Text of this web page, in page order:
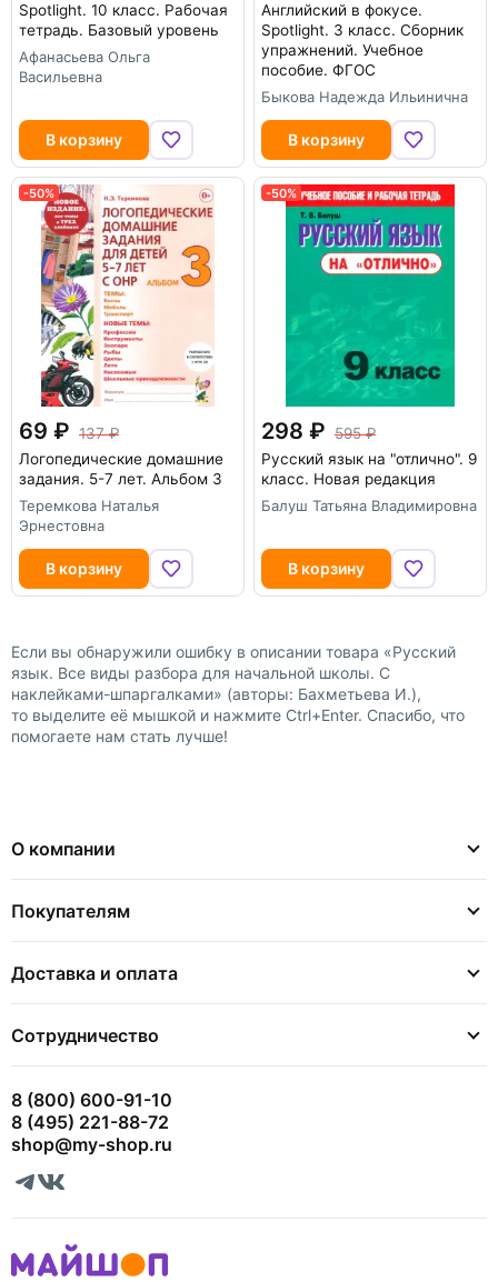
Spotlight. 10 класс. Рабочая
тетрадь. Базовый уровень
Афанасьева Ольга
Васильевна
В корзину
Английский в фокусе.
Spotlight. 3 класс. Сборник
упражнений. Учебное
пособие. ФГОС
Быкова Надежда Ильинична
В корзину
-50%
69
137
Логопедические домашние
задания. 5-7 лет. Альбом 3
Теремкова Наталья
Эрнестовна
В корзину
-50%
298
595
Русский язык на "отлично". 9
класс. Новая редакция
Балуш Татьяна Владимировна
В корзину
Если вы обнаружили ошибку в описании товара «Русский
язык. Все виды разбора для начальной школы. С
наклейками-шпаргалками» (авторы: Бахметьева И.),
то выделите её мышкой и нажмите Ctrl+Enter. Спасибо, что
помогаете нам стать лучше!
О компании
Покупателям
Доставка и оплата
Сотрудничество
8 (800) 600-91-10
8 (495) 221-88-72
shop@my-shop.ru